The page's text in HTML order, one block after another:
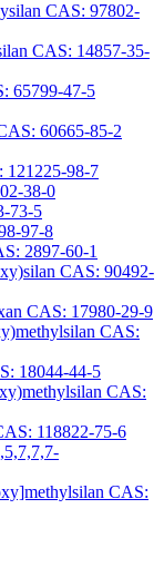
CAS: 97802-
CAS: 14857-35-
65799-47-5
60665-85-2
121225-98-7
38-0
73-5
97-8
2897-60-1
CAS: 90492-
CAS: 17980-29-9
CAS:
18044-44-5
CAS:
118822-75-6
CAS: